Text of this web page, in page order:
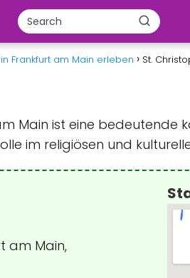
Frankfurt am Main erleben St.
Main ist eine
im religiösen und
am Main,